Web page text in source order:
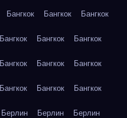
Бангкок Бангкок Бангкок
Бангкок Бангкок Бангкок
Бангкок Бангкок Бангкок
Бангкок Бангкок Бангкок
Берлин Берлин Берлин